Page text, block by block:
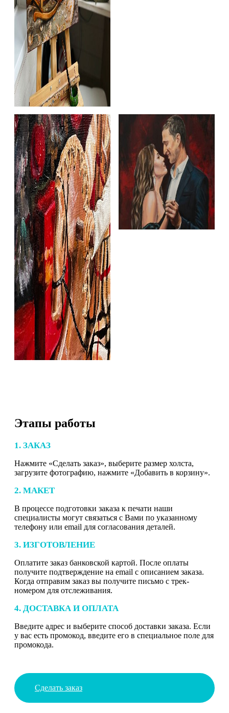
Этапы работы
1. ЗАКАЗ
Нажмите «Сделать заказ», выберите размер холста,
загрузите фотографию, нажмите «Добавить в корзину».
2. МАКЕТ
В процессе подготовки заказа к печати наши
специалисты могут связаться с Вами по указанному
телефону или email для согласования деталей.
3. ИЗГОТОВЛЕНИЕ
Оплатите заказ банковской картой. После оплаты
получите подтверждение на email с описанием заказа.
Когда отправим заказ вы получите письмо с трек-
номером для отслеживания.
4. ДОСТАВКА И ОПЛАТА
Введите адрес и выберите способ доставки заказа. Если
у вас есть промокод, введите его в специальное поле для
промокода.
Сделать заказ